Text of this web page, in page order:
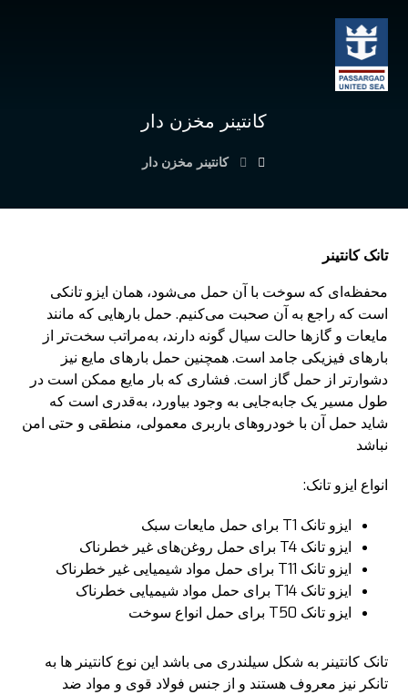
کانتینر مخزن دار
کانتینر مخزن دار
تانک کانتینر
محفظه‌ای که سوخت با آن حمل می‌شود، همان ایزو تانکی
است که راجع به آن صحبت می‌کنیم. حمل بارهایی که مانند
مایعات و گازها حالت سیال گونه دارند، به‌مراتب سخت‌تر از
بارهای فیزیکی جامد است. همچنین حمل بارهای مایع نیز
دشوارتر از حمل گاز است. فشاری که بار مایع ممکن است در
طول مسیر یک جابه‌جایی به وجود بیاورد، به‌قدری است که
شاید حمل آن با خودروهای باربری معمولی، منطقی و حتی امن
نباشد
انواع ایزو تانک:
ایزو تانک T1 برای حمل مایعات سبک
ایزو تانک T4 برای حمل روغن‌های غیر خطرناک
ایزو تانک T11 برای حمل مواد شیمیایی غیر خطرناک
ایزو تانک T14 برای حمل مواد شیمیایی خطرناک
ایزو تانک T50 برای حمل انواع سوخت
تانک کانتینر به شکل سیلندری می باشد این نوع کانتینر ها به
تانکر نیز معروف هستند و از جنس فولاد قوی و مواد ضد